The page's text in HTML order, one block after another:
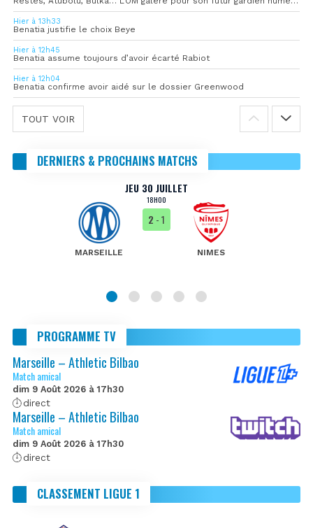
Hier à 13h33
Benatia justifie le choix Beye
Hier à 12h45
Benatia assume toujours d’avoir écarté Rabiot
Hier à 12h04
Benatia confirme avoir aidé sur le dossier Greenwood
TOUT VOIR
DERNIERS & PROCHAINS MATCHS
JEU 30 JUILLET
18H00
MARSEILLE
2 - 1
NIMES
PROGRAMME TV
Marseille – Athletic Bilbao
Match amical
dim 9 Août 2026 à 17h30
direct
Marseille – Athletic Bilbao
Match amical
dim 9 Août 2026 à 17h30
direct
CLASSEMENT LIGUE 1